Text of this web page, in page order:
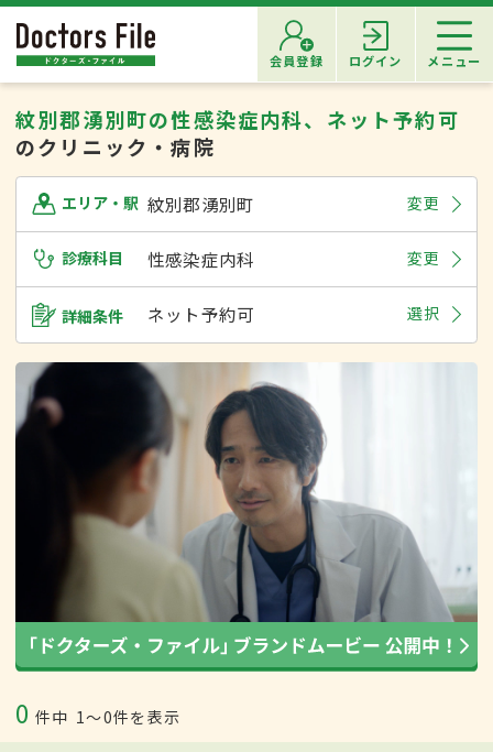
会員登録 ログイン メニュー
紋別郡湧別町の性感染症内科、ネット予約可
のクリニック・病院
エリア・駅 紋別郡湧別町 変更
診療科目 性感染症内科 変更
詳細条件 ネット予約可 選択
0 件中 1〜0件を表示